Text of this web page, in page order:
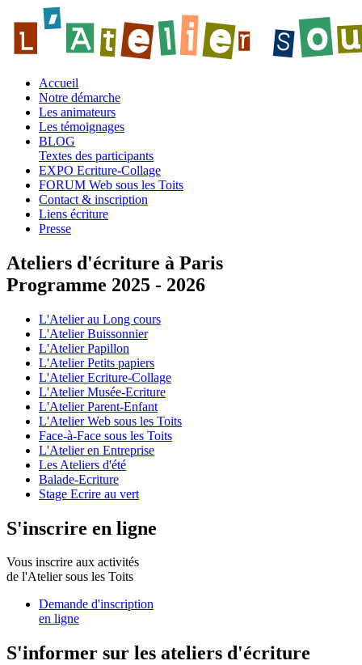
Accueil
Notre démarche
Les animateurs
Les témoignages
BLOG
Textes des participants
EXPO Ecriture-Collage
FORUM Web sous les Toits
Contact & inscription
Liens écriture
Presse
Ateliers d'écriture à Paris
Programme 2025 - 2026
L'Atelier au Long cours
L'Atelier Buissonnier
L'Atelier Papillon
L'Atelier Petits papiers
L'Atelier Ecriture-Collage
L'Atelier Musée-Ecriture
L'Atelier Parent-Enfant
L'Atelier Web sous les Toits
Face-à-Face sous les Toits
L'Atelier en Entreprise
Les Ateliers d'été
Balade-Ecriture
Stage Ecrire au vert
S'inscrire en ligne
Vous inscrire aux activités
de l'Atelier sous les Toits
Demande d'inscription
en ligne
S'informer sur les ateliers d'écriture